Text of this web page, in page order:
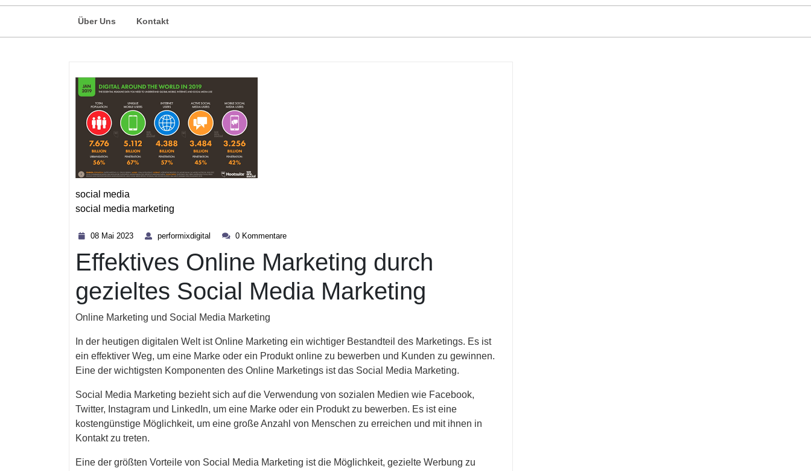
Über Uns Kontakt
social media
social media marketing
08 Mai 2023
2023
performixdigital performixdigital
0 Kommentare
Effektives Online Marketing durch
gezieltes Social Media Marketing
Online Marketing und Social Media Marketing
In der heutigen digitalen Welt ist Online Marketing ein wichtiger Bestandteil des Marketings. Es ist
ein effektiver Weg, um eine Marke oder ein Produkt online zu bewerben und Kunden zu gewinnen.
Eine der wichtigsten Komponenten des Online Marketings ist das Social Media Marketing.
Social Media Marketing bezieht sich auf die Verwendung von sozialen Medien wie Facebook,
Twitter, Instagram und LinkedIn, um eine Marke oder ein Produkt zu bewerben. Es ist eine
kostengünstige Möglichkeit, um eine große Anzahl von Menschen zu erreichen und mit ihnen in
Kontakt zu treten.
Eine der größten Vorteile von Social Media Marketing ist die Möglichkeit, gezielte Werbung zu